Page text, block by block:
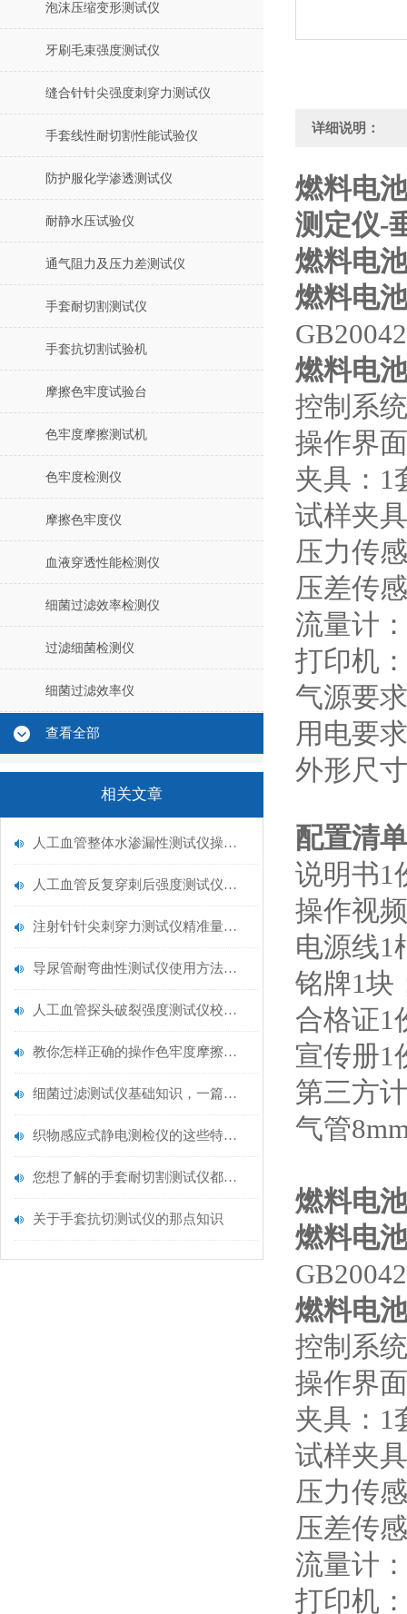
泡沫压缩变形测试仪
牙刷毛束强度测试仪
缝合针针尖强度刺穿力测试仪
手套线性耐切割性能试验仪
防护服化学渗透测试仪
耐静水压试验仪
通气阻力及压力差测试仪
手套耐切割测试仪
手套抗切割试验机
摩擦色牢度试验台
色牢度摩擦测试机
色牢度检测仪
摩擦色牢度仪
血液穿透性能检测仪
细菌过滤效率检测仪
过滤细菌检测仪
细菌过滤效率仪
查看全部
相关文章
人工血管整体水渗漏性测试仪操作中最容易出错的步骤
人工血管反复穿刺后强度测试仪是什么？透析患者的“生命管“质量靠它把关！
注射针针尖刺穿力测试仪精准量化针尖锋利度，构筑临床安全防线
导尿管耐弯曲性测试仪使用方法与操作规范
人工血管探头破裂强度测试仪校准规范：精准赋能医疗安全的技术基准
教你怎样正确的操作色牢度摩擦测试机
细菌过滤测试仪基础知识，一篇搞定
织物感应式静电测检仪的这些特点很少有人都知道
您想了解的手套耐切割测试仪都在这里了
关于手套抗切测试仪的那点知识
详细说明：
燃料电
测定仪-
燃料电
燃料电
燃料电
控制系
操作界
夹具：1
试样夹
压力传
压差传
流量计
打印机
气源要
用电要
外形尺
配置清单
说明书1
操作视
电源线1
铭牌1块
合格证1
宣传册1
第三方
气管
燃料电
燃料电
燃料电
控制系
操作界
夹具：1
试样夹
压力传
压差传
流量计
打印机